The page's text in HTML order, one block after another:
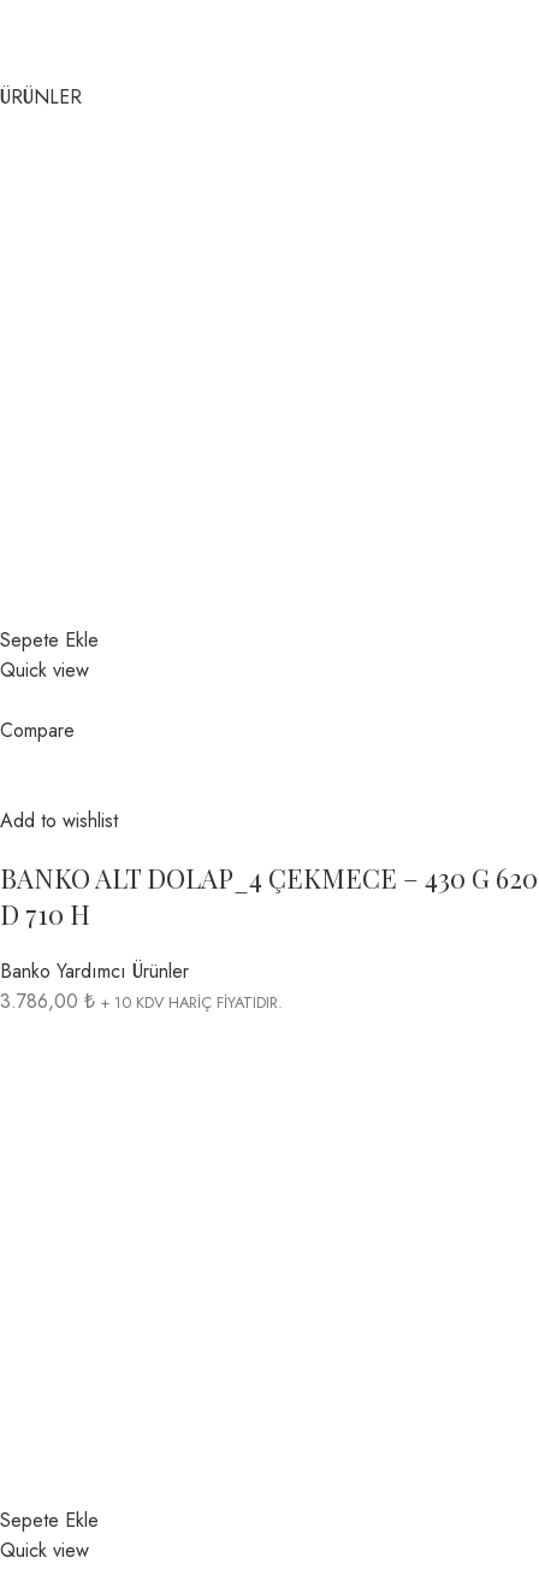
ÜRÜNLER
Sepete Ekle
Quick view
Compare
Add to wishlist
BANKO ALT DOLAP_4 ÇEKMECE – 430 G 620
D 710 H
Banko Yardımcı Ürünler
3.786,00 ₺ + 10 KDV HARİÇ FİYATIDIR.
Sepete Ekle
Quick view